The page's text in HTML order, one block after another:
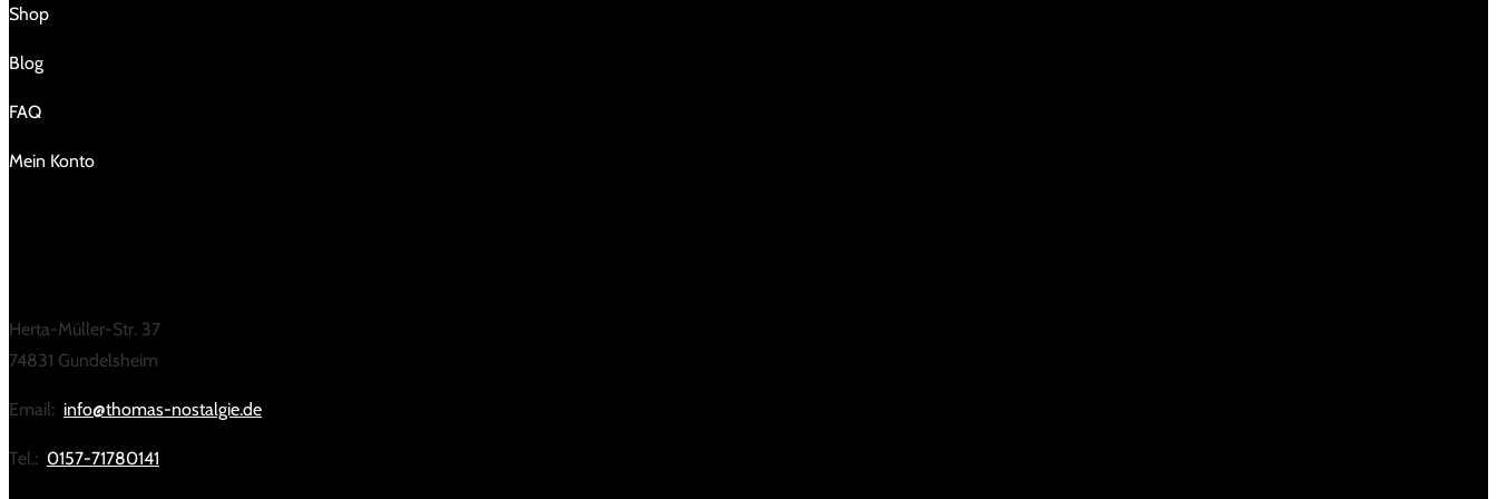
Shop
Blog
FAQ
Mein Konto
Herta-Müller-Str. 37
74831 Gundelsheim
Email: info@thomas-nostalgie.de
Tel.: 0157-71780141